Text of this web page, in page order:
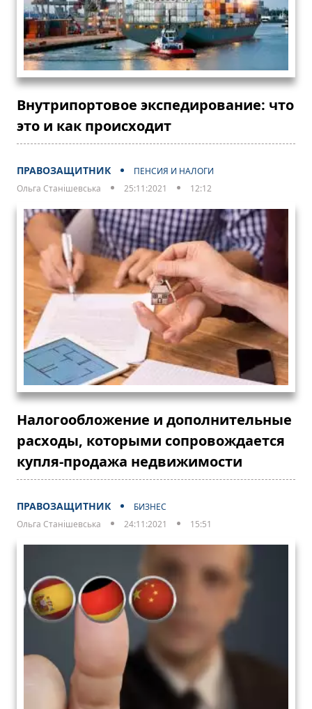
Внутрипортовое экспедирование: что
это и как происходит
ПРАВОЗАЩИТНИК
ПЕНСИЯ И НАЛОГИ
Ольга Станішевська
25:11:2021 12:12
Налогообложение и дополнительные
расходы, которыми сопровождается
купля-продажа недвижимости
ПРАВОЗАЩИТНИК
БИЗНЕС
Ольга Станішевська
24:11:2021 15:51